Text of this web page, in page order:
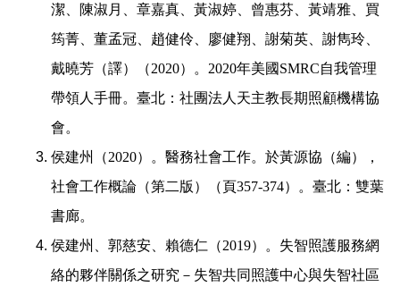
潔、陳淑月、章嘉真、黃淑婷、曾惠芬、黃靖雅、買
筠菁、董孟冠、趙健伶、廖健翔、謝菊英、謝雋玲、
戴曉芳（譯）（2020）。 2020年美國SMRC自我管理
帶領人手冊。臺北：社團法人天主教長期照顧機構協
會。
侯建州（2020）。醫務社會工作。於黃源協（編），
社會工作概論（第二版）（頁357-374）。臺北：雙葉
書廊。
侯建州、郭慈安、賴德仁（2019）。失智照護服務網
絡的夥伴關係之研究－失智共同照護中心與失智社區